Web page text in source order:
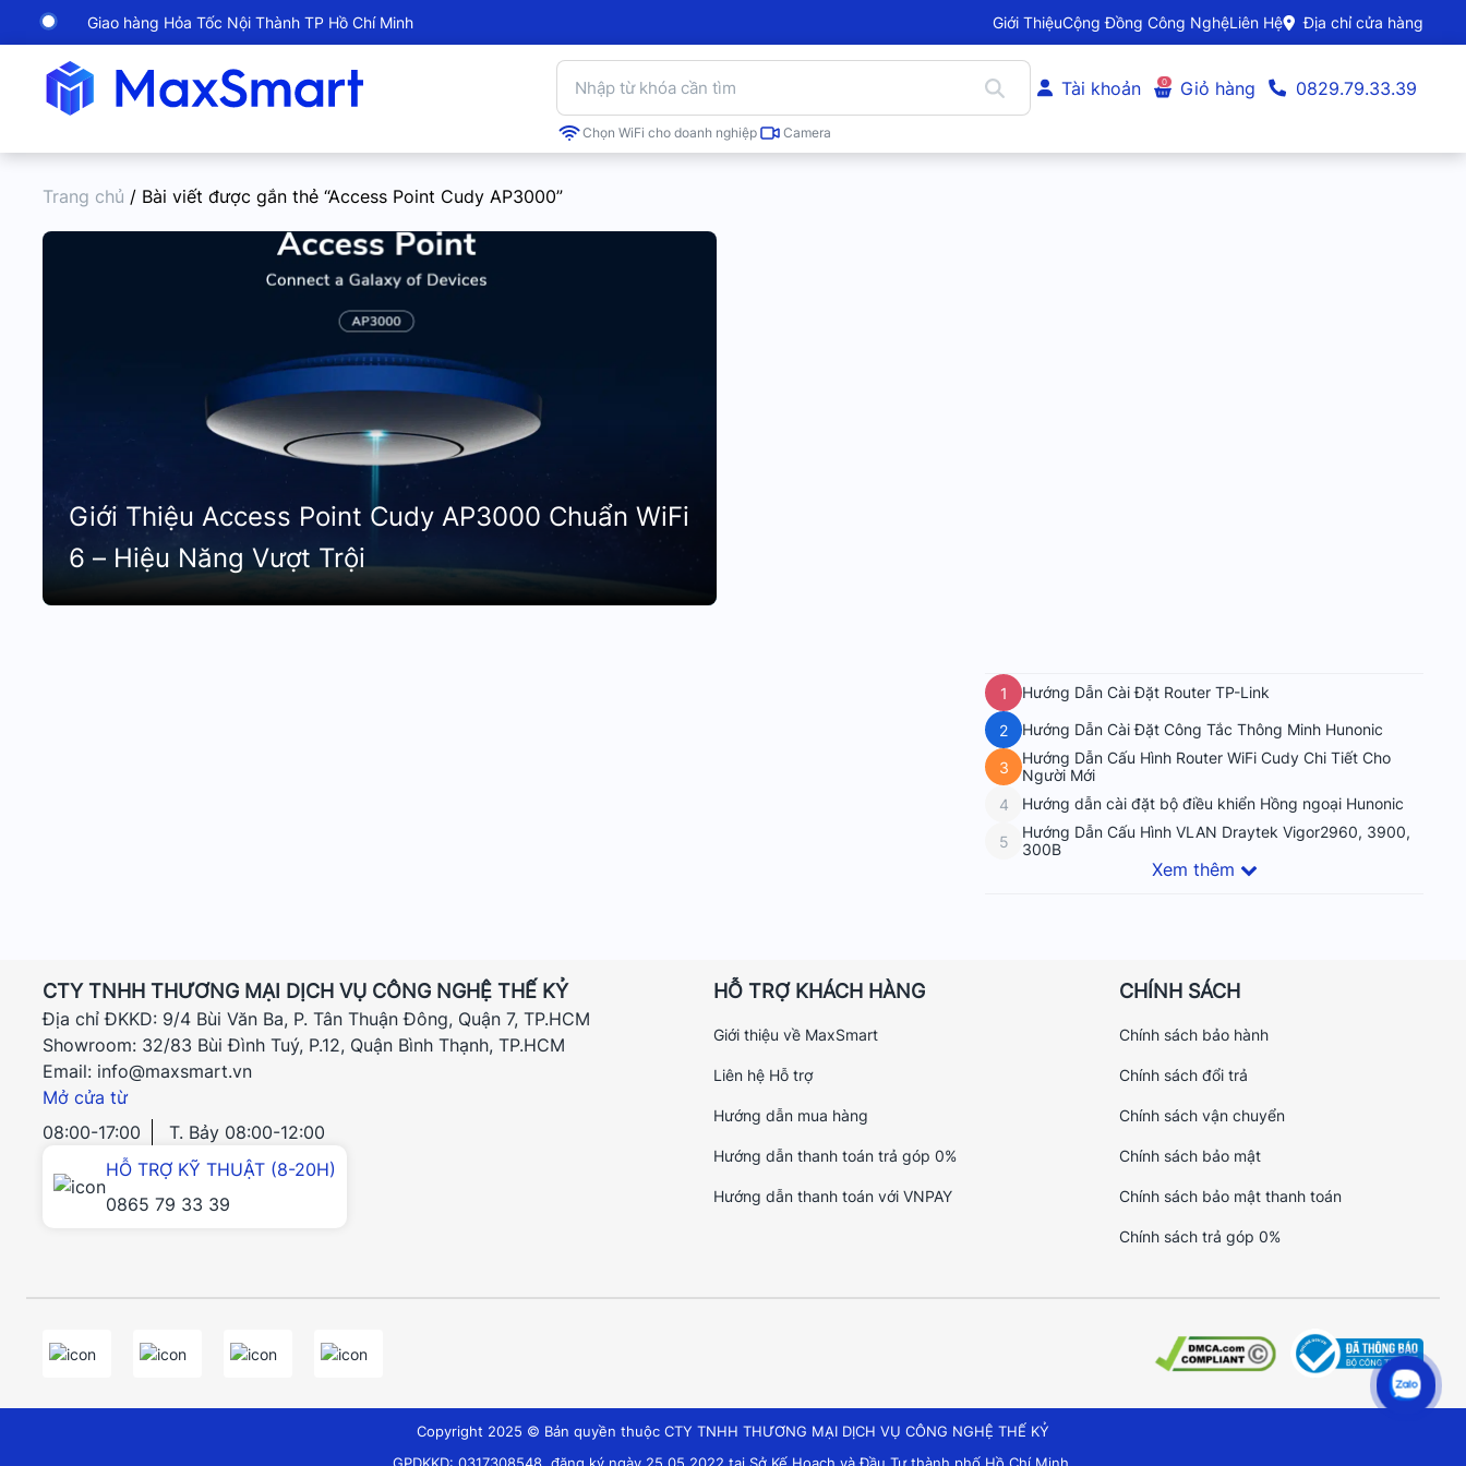
Giao hàng Hỏa Tốc Nội Thành TP Hồ Chí Minh Giới ThiệuCộng Đồng Công NghệLiên Hệ Địa chỉ cửa hàng
Chọn WiFi cho doanh nghiệp Camera
Tài khoản 0 Giỏ hàng 0829.79.33.39
Trang chủ / Bài viết được gắn thẻ “Access Point Cudy AP3000”
Giới Thiệu Access Point Cudy AP3000 Chuẩn WiFi
6 – Hiệu Năng Vượt Trội
1 Hướng Dẫn Cài Đặt Router TP-Link
2 Hướng Dẫn Cài Đặt Công Tắc Thông Minh Hunonic
3
Hướng Dẫn Cấu Hình Router WiFi Cudy Chi Tiết Cho
Người Mới
4
Hướng dẫn cài đặt bộ điều khiển Hồng ngoại Hunonic
5
Hướng Dẫn Cấu Hình VLAN Draytek Vigor2960, 3900,
300B
Xem thêm
CTY TNHH THƯƠNG MẠI DỊCH VỤ CÔNG NGHỆ THẾ KỶ
Địa chỉ ĐKKD: 9/4 Bùi Văn Ba, P. Tân Thuận Đông, Quận 7, TP.HCM
Showroom: 32/83 Bùi Đình Tuý, P.12, Quận Bình Thạnh, TP.HCM
Email: info@maxsmart.vn
Mở cửa từ
08:00-17:00
T. Bảy 08:00-12:00
HỖ TRỢ KỸ THUẬT (8-20H)
0865 79 33 39
HỖ TRỢ KHÁCH HÀNG
Giới thiệu về MaxSmart
Liên hệ Hỗ trợ
Hướng dẫn mua hàng
Hướng dẫn thanh toán trả góp 0%
Hướng dẫn thanh toán với VNPAY
CHÍNH SÁCH
Chính sách bảo hành
Chính sách đổi trả
Chính sách vận chuyển
Chính sách bảo mật
Chính sách bảo mật thanh toán
Chính sách trả góp 0%
Copyright 2025 © Bản quyền thuộc CTY TNHH THƯƠNG MẠI DỊCH VỤ CÔNG NGHỆ THẾ KỶ